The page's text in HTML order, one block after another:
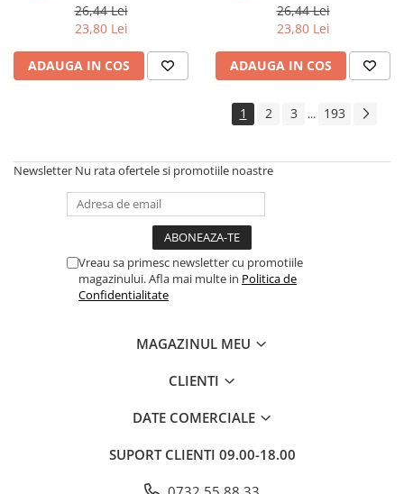
Instrumente si Truse Geometrie
Seturi scolare
Calculator
Consumabile & Accesorii
Carti pentru copii
Literatura Romana
SF & Fantasy
Carte Prescolara, Joc
26,44 Lei
23,80 Lei
ADAUGA IN COS
26,44 Lei
23,80 Lei
ADAUGA IN COS
1 2 3 ... 193
Newsletter Nu rata ofertele si promotiile noastre
Vreau sa primesc newsletter cu promotiile
magazinului. Afla mai multe in Politica de
Confidentialitate
MAGAZINUL MEU
CLIENTI
DATE COMERCIALE
SUPORT CLIENTI 09.00-18.00